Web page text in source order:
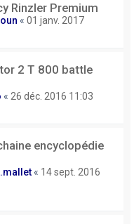
Rinzler Premium
« 01 janv. 2017
2 T 800 battle
« 26 déc. 2016 11:03
encyclopédie
« 14 sept. 2016